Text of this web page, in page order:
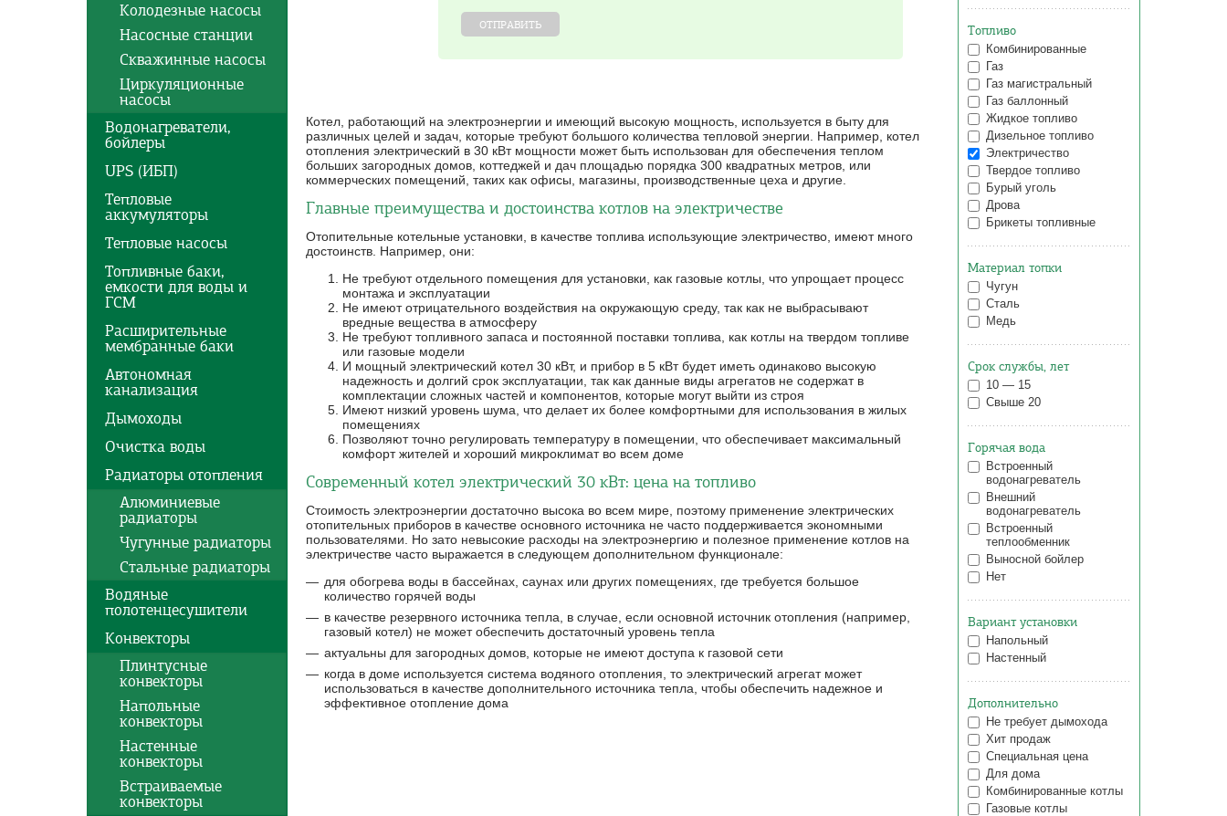
ОТПРАВИТЬ
Котел, работающий на электроэнергии и имеющий высокую мощность, используется в быту для
различных целей и задач, которые требуют большого количества тепловой энергии. Например, котел
отопления электрический в 30 кВт мощности может быть использован для обеспечения теплом
больших загородных домов, коттеджей и дач площадью порядка 300 квадратных метров, или
коммерческих помещений, таких как офисы, магазины, производственные цеха и другие.
Главные преимущества и достоинства котлов на электричестве
Отопительные котельные установки, в качестве топлива использующие электричество, имеют много
достоинств. Например, они:
Не требуют отдельного помещения для установки, как газовые котлы, что упрощает процесс
монтажа и эксплуатации
Не имеют отрицательного воздействия на окружающую среду, так как не выбрасывают
вредные вещества в атмосферу
Не требуют топливного запаса и постоянной поставки топлива, как котлы на твердом топливе
или газовые модели
И мощный электрический котел 30 кВт, и прибор в 5 кВт будет иметь одинаково высокую
надежность и долгий срок эксплуатации, так как данные виды агрегатов не содержат в
комплектации сложных частей и компонентов, которые могут выйти из строя
Имеют низкий уровень шума, что делает их более комфортными для использования в жилых
помещениях
Позволяют точно регулировать температуру в помещении, что обеспечивает максимальный
комфорт жителей и хороший микроклимат во всем доме
Современный котел электрический 30 кВт: цена на топливо
Стоимость электроэнергии достаточно высока во всем мире, поэтому применение электрических
отопительных приборов в качестве основного источника не часто поддерживается экономными
пользователями. Но зато невысокие расходы на электроэнергию и полезное применение котлов на
электричестве часто выражается в следующем дополнительном функционале:
для обогрева воды в бассейнах, саунах или других помещениях, где требуется большое
количество горячей воды
в качестве резервного источника тепла, в случае, если основной источник отопления (например,
газовый котел) не может обеспечить достаточный уровень тепла
актуальны для загородных домов, которые не имеют доступа к газовой сети
когда в доме используется система водяного отопления, то электрический агрегат может
использоваться в качестве дополнительного источника тепла, чтобы обеспечить надежное и
эффективное отопление дома
Колодезные насосы
Насосные станции
Скважинные насосы
Циркуляционные
насосы
Водонагреватели,
бойлеры
UPS (ИБП)
Тепловые
аккумуляторы
Тепловые насосы
Топливные баки,
емкости для воды и
ГСМ
Расширительные
мембранные баки
Автономная
канализация
Дымоходы
Очистка воды
Радиаторы отопления
Алюминиевые
радиаторы
Чугунные радиаторы
Стальные радиаторы
Водяные
полотенцесушители
Конвекторы
Плинтусные
конвекторы
Напольные
конвекторы
Настенные
конвекторы
Встраиваемые
конвекторы
Топливо
Комбинированные
Газ
Газ магистральный
Газ баллонный
Жидкое топливо
Дизельное топливо
Электричество
Твердое топливо
Бурый уголь
Дрова
Брикеты топливные
Материал топки
Чугун
Сталь
Медь
Срок службы, лет
10 — 15
Свыше 20
Горячая вода
Встроенный
водонагреватель
Внешний
водонагреватель
Встроенный
теплообменник
Выносной бойлер
Нет
Вариант установки
Напольный
Настенный
Дополнительно
Не требует дымохода
Хит продаж
Специальная цена
Для дома
Комбинированные котлы
Газовые котлы